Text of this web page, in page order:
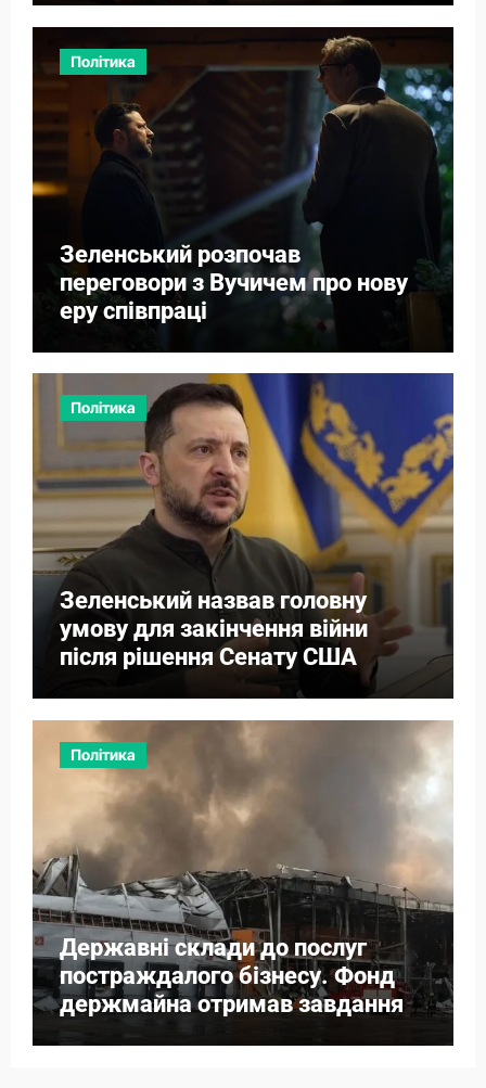
Політика
Зеленський розпочав
переговори з Вучичем про нову
еру співпраці
Політика
Зеленський назвав головну
умову для закінчення війни
після рішення Сенату США
Політика
Державні склади до послуг
постраждалого бізнесу. Фонд
держмайна отримав завдання
від прем’єра